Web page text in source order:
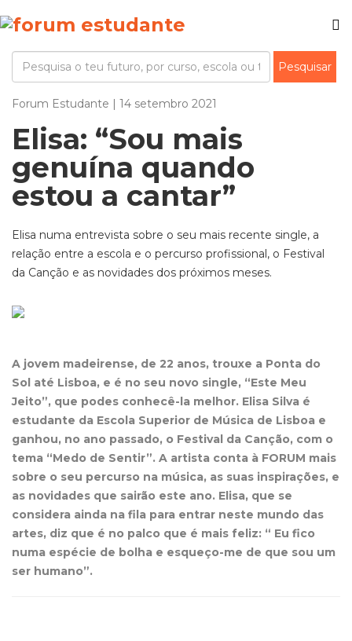
Forum Estudante | 14 setembro 2021
Elisa: “Sou mais
genuína quando
estou a cantar”
Elisa numa entrevista sobre o seu mais recente single, a
relação entre a escola e o percurso profissional, o Festival
da Canção e as novidades dos próximos meses.
A jovem madeirense, de 22 anos, trouxe a Ponta do
Sol até Lisboa, e é no seu novo single, “Este Meu
Jeito”, que podes conhecê-la melhor. Elisa Silva é
estudante da Escola Superior de Música de Lisboa e
ganhou, no ano passado, o Festival da Canção, com o
tema “Medo de Sentir”. A artista conta à FORUM mais
sobre o seu percurso na música, as suas inspirações, e
as novidades que sairão este ano. Elisa, que se
considera ainda na fila para entrar neste mundo das
artes, diz que é no palco que é mais feliz: “ Eu fico
numa espécie de bolha e esqueço-me de que sou um
ser humano”.